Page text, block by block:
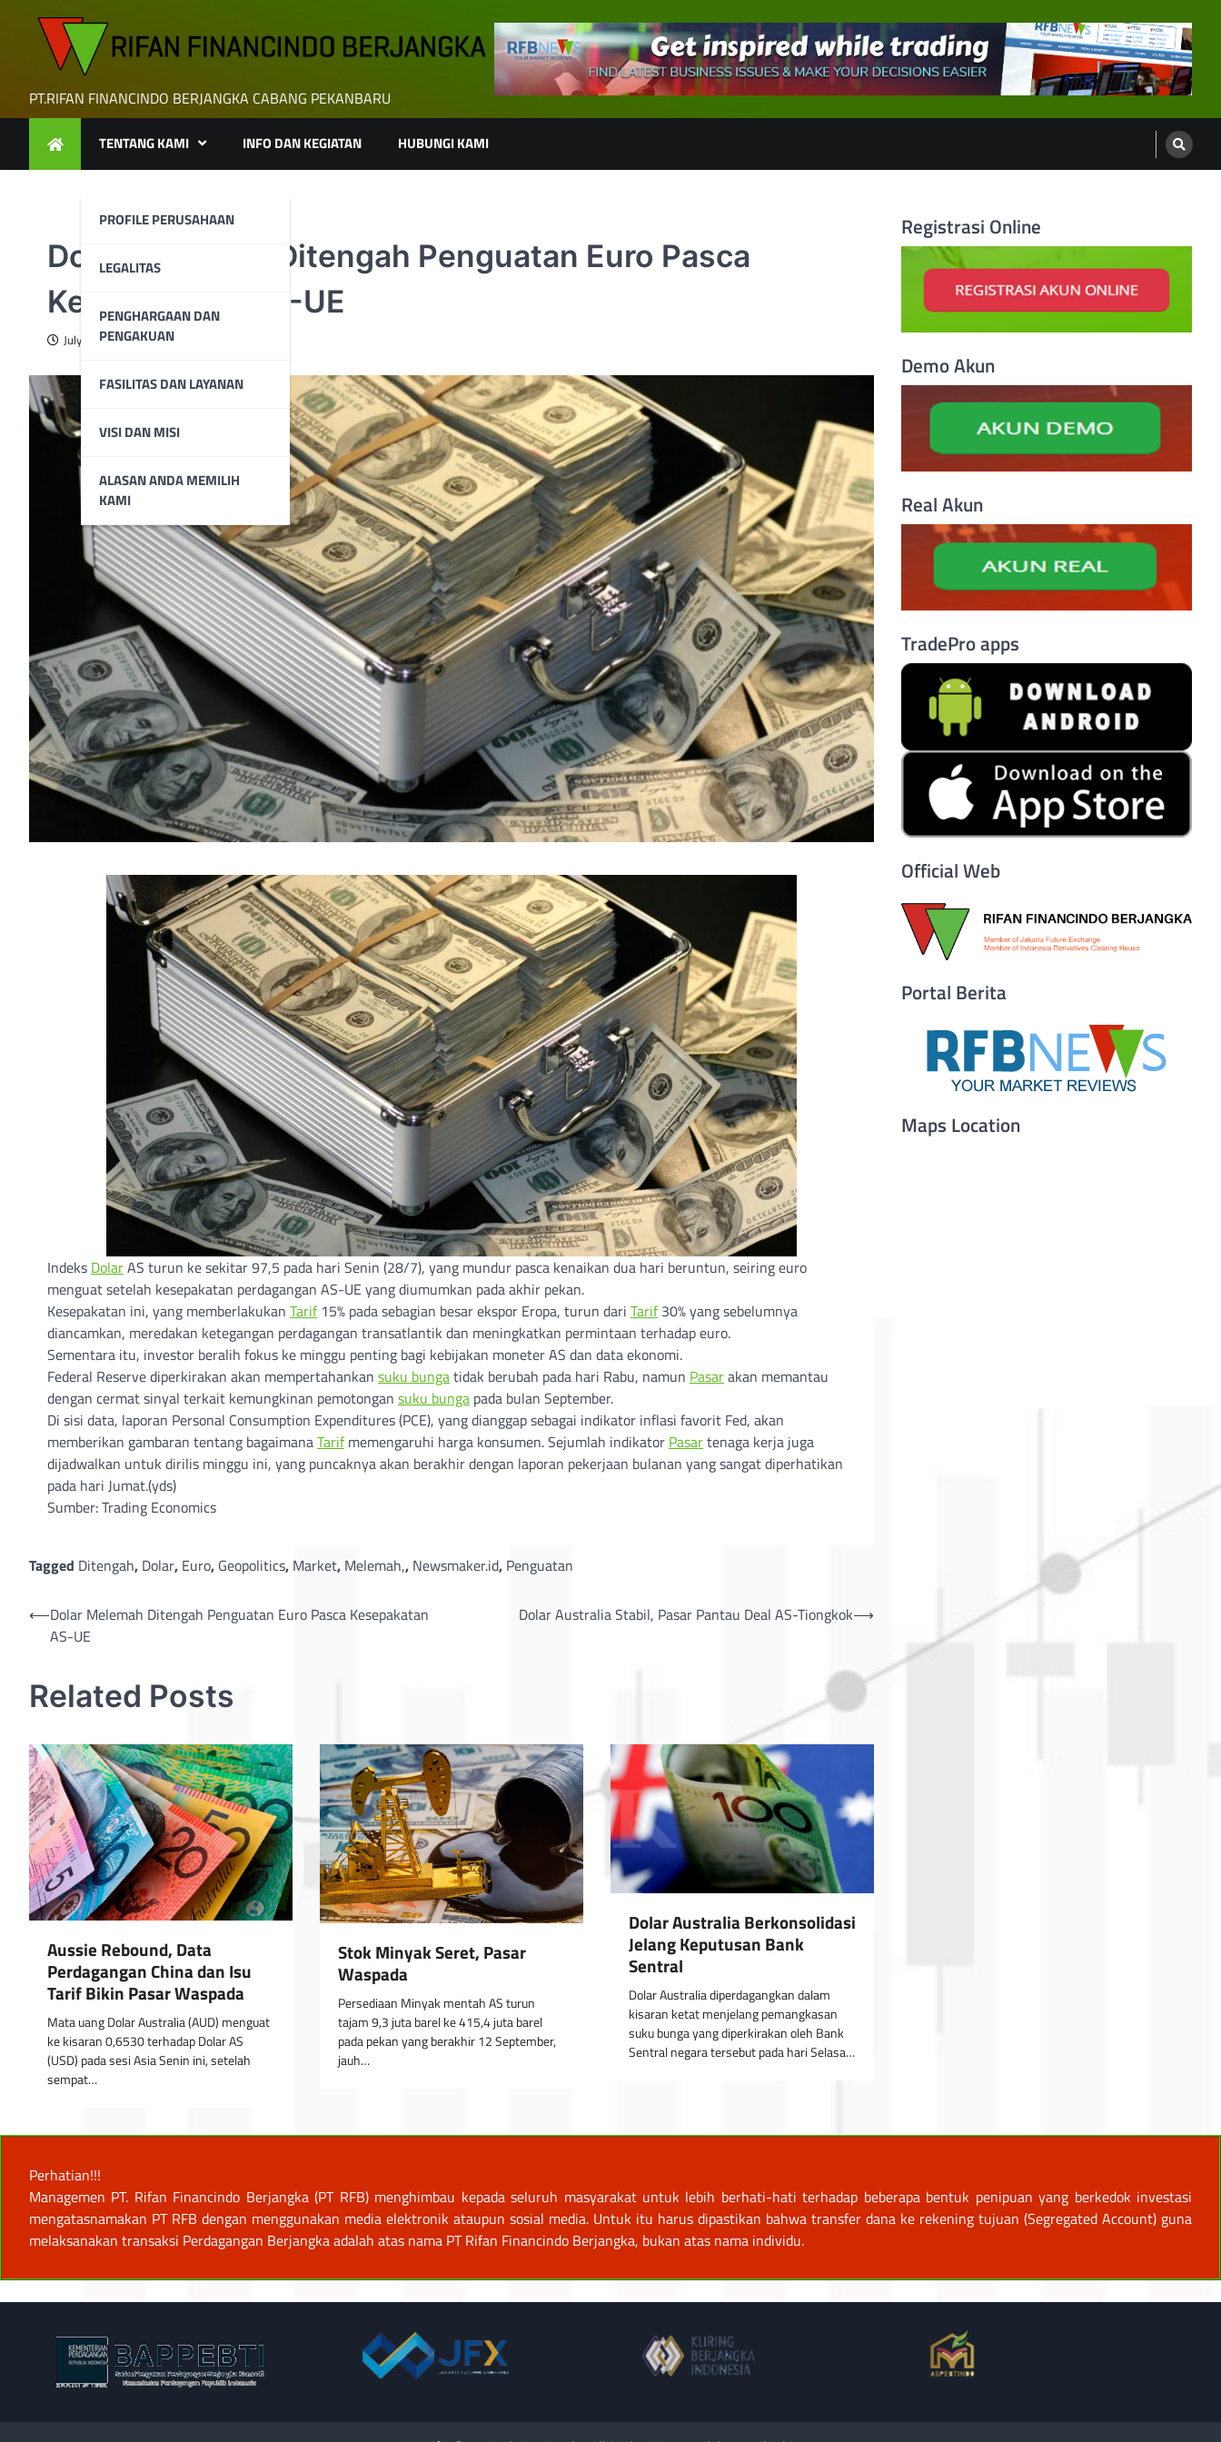
PT.RIFAN FINANCINDO BERJANGKA CABANG PEKANBARU
TENTANG KAMI
PROFILE PERUSAHAAN
LEGALITAS
PENGHARGAAN DAN
PENGAKUAN
FASILITAS DAN LAYANAN
VISI DAN MISI
ALASAN ANDA MEMILIH
KAMI
INFO DAN KEGIATAN HUBUNGI KAMI
Dolar Melemah Ditengah Penguatan Euro Pasca
Kesepakatan AS-UE
July 28, 2025
Indeks DolarAS turun ke sekitar 97,5 pada hari Senin (28/7), yang mundur pasca kenaikan dua hari beruntun, seiring euro
menguat setelah kesepakatan perdagangan AS-UE yang diumumkan pada akhir pekan.
Kesepakatan ini, yang memberlakukan Tarif15% pada sebagian besar ekspor Eropa, turun dari Tarif30% yang sebelumnya
diancamkan, meredakan ketegangan perdagangan transatlantik dan meningkatkan permintaan terhadap euro.
Sementara itu, investor beralih fokus ke minggu penting bagi kebijakan moneter AS dan data ekonomi.
Federal Reserve diperkirakan akan mempertahankan suku bungatidak berubah pada hari Rabu, namun Pasarakan memantau
dengan cermat sinyal terkait kemungkinan pemotongan suku bunga pada bulan September.
Di sisi data, laporan Personal Consumption Expenditures (PCE), yang dianggap sebagai indikator inflasi favorit Fed, akan
memberikan gambaran tentang bagaimanaTarifmemengaruhi harga konsumen. Sejumlah indikator Pasartenaga kerja juga
dijadwalkan untuk dirilis minggu ini, yang puncaknya akan berakhir dengan laporan pekerjaan bulanan yang sangat diperhatikan
pada hari Jumat.(yds)
Sumber: Trading Economics
Tagged Ditengah, Dolar, Euro, Geopolitics, Market, Melemah,, Newsmaker.id, Penguatan
Post
navigation
⟵Dolar Melemah Ditengah Penguatan Euro Pasca Kesepakatan
AS-UE
Dolar Australia Stabil, Pasar Pantau Deal AS-Tiongkok⟶
Related Posts
Aussie Rebound, Data
Perdagangan China dan Isu
Tarif Bikin Pasar Waspada
Mata uang Dolar Australia (AUD) menguat
ke kisaran 0,6530 terhadap Dolar AS
(USD) pada sesi Asia Senin ini, setelah
sempat…
Stok Minyak Seret, Pasar
Waspada
Persediaan Minyak mentah AS turun
tajam 9,3 juta barel ke 415,4 juta barel
pada pekan yang berakhir 12 September,
jauh…
Dolar Australia Berkonsolidasi
Jelang Keputusan Bank
Sentral
Dolar Australia diperdagangkan dalam
kisaran ketat menjelang pemangkasan
suku bunga yang diperkirakan oleh Bank
Sentral negara tersebut pada hari Selasa…
Registrasi Online
Demo Akun
Real Akun
TradePro apps
Official Web
Portal Berita
Maps Location
Perhatian!!!
Managemen PT. Rifan Financindo Berjangka (PT RFB) menghimbau kepada seluruh masyarakat untuk lebih berhati-hati terhadap beberapa bentuk penipuan yang berkedok investasi
mengatasnamakan PT RFB dengan menggunakan media elektronik ataupun sosial media. Untuk itu harus dipastikan bahwa transfer dana ke rekening tujuan (Segregated Account) guna
melaksanakan transaksi Perdagangan Berjangka adalah atas nama PT Rifan Financindo Berjangka, bukan atas nama individu.